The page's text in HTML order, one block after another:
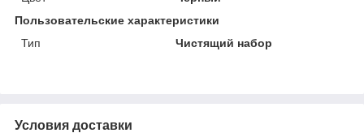
Пользовательские характеристики
Тип
Чистящий набор
Условия доставки